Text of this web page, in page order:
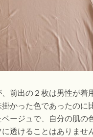
前出の２枚は男性が着
かった色であったのに
ージュで、自分の肌の
透けることはありませ